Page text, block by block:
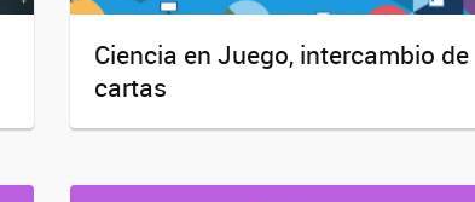
Ciencia en Juego, intercambio de
cartas